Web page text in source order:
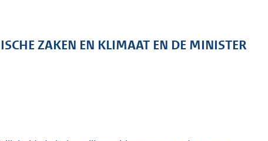
ZAKEN EN KLIMAAT EN DE MINISTER